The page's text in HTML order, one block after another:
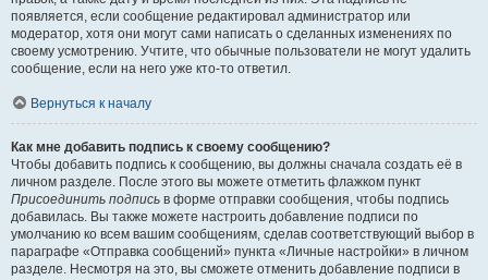
появляется, если сообщение редактировал администратор или
модератор, хотя они могут сами написать о сделанных изменениях по
своему усмотрению. Учтите, что обычные пользователи не могут удалить
сообщение, если на него уже кто-то ответил.
Вернуться к началу
Как мне добавить подпись к своему сообщению?
Чтобы добавить подпись к сообщению, вы должны сначала создать её в
личном разделе. После этого вы можете отметить флажком пункт
Присоединить подпись в форме отправки сообщения, чтобы подпись
добавилась. Вы также можете настроить добавление подписи по
умолчанию ко всем вашим сообщениям, сделав соответствующий выбор в
параграфе «Отправка сообщений» пункта «Личные настройки» в личном
разделе. Несмотря на это, вы сможете отменить добавление подписи в